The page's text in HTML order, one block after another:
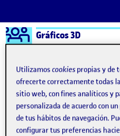
Saltar al contenido
Logo Ágora
Gráficos 3D
Semestre 20211 - Aula 1 1
1 Enero, 2022
Utilizamoscookies propias y de
ofrecerte correctamente todas
sitio web, con fines analíticos y
personalizada de acuerdo con
de tus hábitos de navegación.
configurar tus preferencias